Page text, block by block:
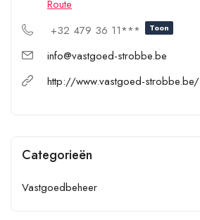
Route
+32 479 36 11***
Toon
info@vastgoed-strobbe.be
http://www.vastgoed-strobbe.be/
Categorieën
Vastgoedbeheer